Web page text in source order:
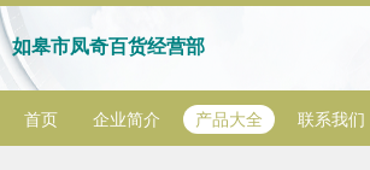
如皋市凤奇百货经营部
首页 企业简介 产品大全 联系我们